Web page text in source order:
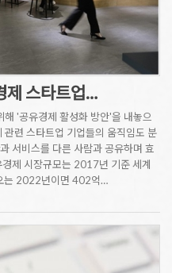
제 스타트업…
'공유경제 활성화 방안'을 내놓으
련 스타트업 기업들의 움직임도 분
서비스를 다른 사람과 공유하며 효
제 시장규모는 2017년 기준 세계
는 2022년이면 402억…